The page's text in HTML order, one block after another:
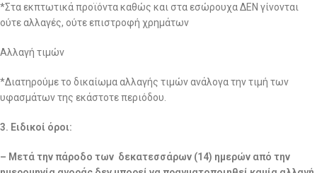
*Στα εκπτωτικά προϊόντα καθώς και στα εσώρουχα ΔΕΝ γίνονται
ούτε αλλαγές, ούτε επιστροφή χρημάτων
Αλλαγή τιμών
*Διατηρούμε το δικαίωμα αλλαγής τιμών ανάλογα την τιμή των
υφασμάτων της εκάστοτε περιόδου.
3. Ειδικοί όροι:
– Μετά την πάροδο των δεκατεσσάρων (14) ημερών από την